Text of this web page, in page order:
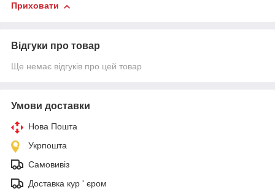
Приховати
Відгуки про товар
Ще немає відгуків про цей товар
Умови доставки
Нова Пошта
Укрпошта
Самовивіз
Доставка кур ' єром